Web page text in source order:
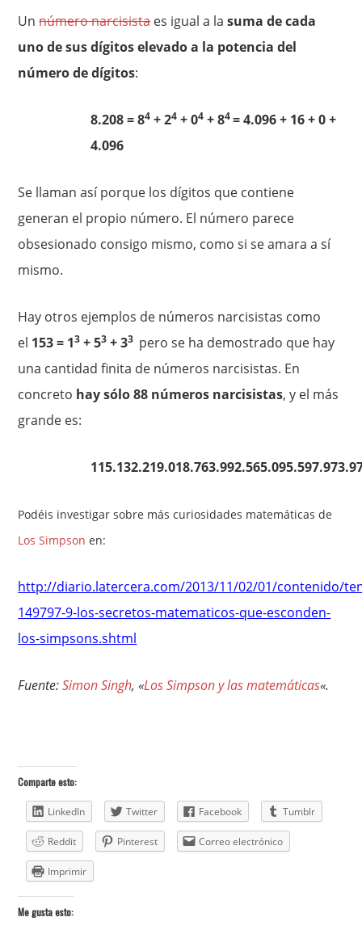
Unnúmero narcisistaes igual a lasuma de cada
uno de sus dígitos elevado a la potencia del
número de dígitos:
8.208 = 84 + 24 + 04 + 84= 4.096 + 16 + 0 +
4.096
Se llaman así porque los dígitos que contiene
generan el propio número. El número parece
obsesionado consigo mismo, como si se amara a sí
mismo.
Hay otros ejemplos de números narcisistas como
el 153 = 13 + 53 + 33 pero se ha demostrado que hay
una cantidad finita de números narcisistas. En
concreto hay sólo 88 números narcisistas, y el más
grande es:
Podéis investigar sobre más curiosidades matemáticas de
Los Simpson en:
http://diario.latercera.com/2013/11/02/01/contenido/
149797-9-los-secretos-matematicos-que-esconden-
los-simpsons.shtml
Fuente:Simon Singh, «Los Simpson y las matemáticas«.
Comparte esto:
LinkedIn Twitter Facebook Tumblr
Reddit Pinterest Correo electrónico
Imprimir
Me gusta esto: